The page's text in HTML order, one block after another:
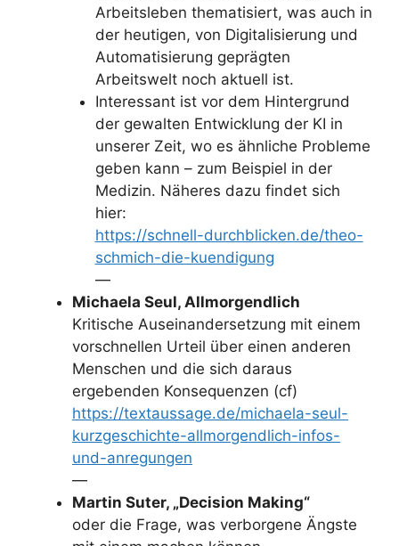
Arbeitsleben thematisiert, was auch in
der heutigen, von Digitalisierung und
Automatisierung geprägten
Arbeitswelt noch aktuell ist.
Interessant ist vor dem Hintergrund
der gewalten Entwicklung der KI in
unserer Zeit, wo es ähnliche Probleme
geben kann – zum Beispiel in der
Medizin. Näheres dazu findet sich
hier:
https://schnell-durchblicken.de/theo-
schmich-die-kuendigung
—
Michaela Seul, Allmorgendlich
Kritische Auseinandersetzung mit einem
vorschnellen Urteil über einen anderen
Menschen und die sich daraus
ergebenden Konsequenzen (cf)
https://textaussage.de/michaela-seul-
kurzgeschichte-allmorgendlich-infos-
und-anregungen
—
Martin Suter, „Decision Making“
oder die Frage, was verborgene Ängste